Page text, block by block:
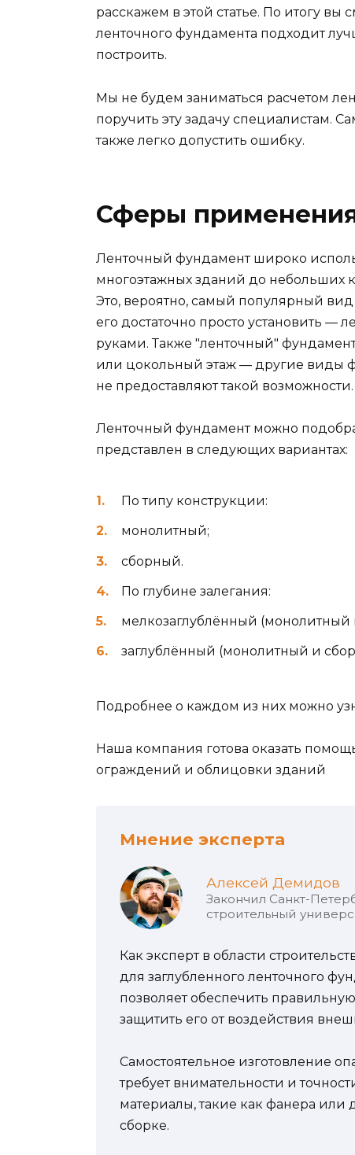
расскажем в этой статье. По итогу вы
ленточного фундамента подходит
построить.
Мы не будем заниматься расчетом
поручить эту задачу специалистам.
также легко допустить ошибку.
Сферы
Ленточный фундамент широко
многоэтажных зданий до небольших
Это, вероятно, самый популярный
его достаточно просто установить
руками. Также "ленточный"
или цокольный этаж — другие виды
не предоставляют такой возможности.
Ленточный фундамент можно
представлен в следующих вариантах:
По типу конструкции:
монолитный;
сборный.
По глубине залегания:
мелкозаглублённый (монолитный
заглублённый (монолитный и
Подробнее о каждом из них можно
Наша компания готова оказать
ограждений и облицовки зданий
Мнение эксперта
Алексей Демидов
Закончил Санкт-
строительный
Как эксперт в области
для заглубленного ленточного
позволяет обеспечить
защитить его от воздействия
Самостоятельное изготовление
требует внимательности и
материалы, такие как фанера или
сборке.